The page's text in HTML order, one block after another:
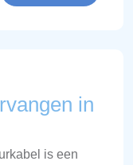
in
is een